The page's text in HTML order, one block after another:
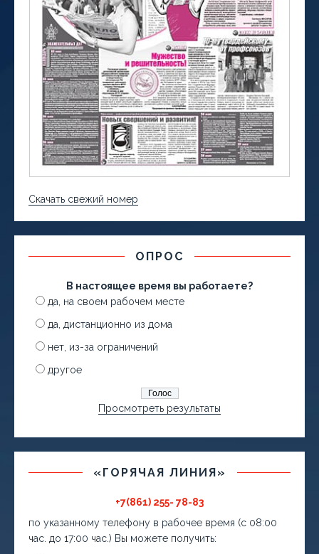
Скачать свежий номер
ОПРОС
В настоящее время вы работаете?
да, на своем рабочем месте
да, дистанционно из дома
нет, из-за ограничений
другое
Просмотреть результаты
«ГОРЯЧАЯ ЛИНИЯ»
+7(861) 255- 78-83
по указанному телефону в рабочее время (с 08:00
час. до 17:00 час.) Вы можете получить: